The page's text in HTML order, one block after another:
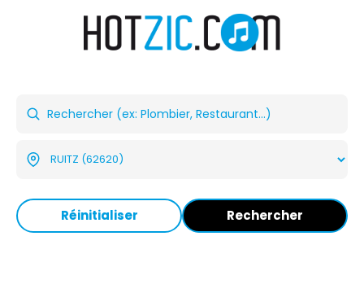
Réinitialiser Rechercher